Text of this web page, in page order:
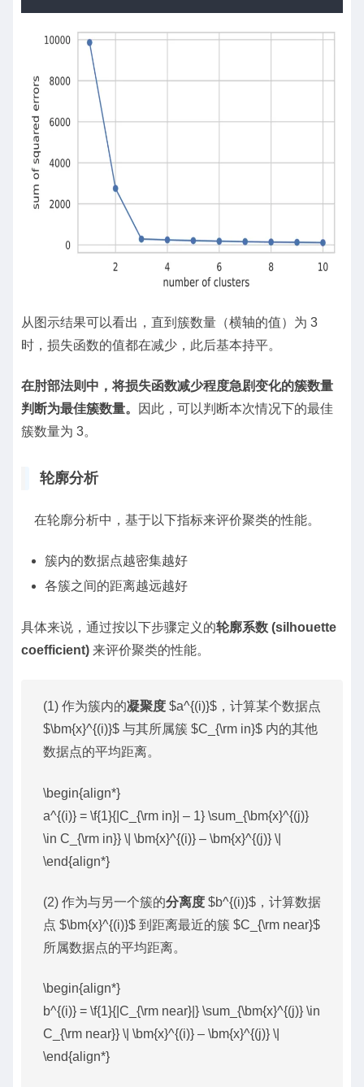
从图示结果可以看出，直到簇数量（横轴的值）为 3
时，损失函数的值都在减少，此后基本持平。
在肘部法则中，将损失函数减少程度急剧变化的簇数量
判断为最佳簇数量。
因此，可以判断本次情况下的最佳
簇数量为 3。
轮廓分析
在轮廓分析中，基于以下指标来评价聚类的性能。
簇内的数据点越密集越好
各簇之间的距离越远越好
具体来说，通过按以下步骤定义的轮廓系数 (silhouette
coefficient) 来评价聚类的性能。
(1) 作为簇内的凝聚度 $a^{(i)}$，计算某个数据点
$\bm{x}^{(i)}$ 与其所属簇 $C_{\rm in}$ 内的其他
数据点的平均距离。
\begin{align*}
a^{(i)} = \f{1}{|C_{\rm in}| – 1} \sum_{\bm{x}^{(j)}
\in C_{\rm in}} \| \bm{x}^{(i)} – \bm{x}^{(j)} \|
\end{align*}
(2) 作为与另一个簇的分离度 $b^{(i)}$，计算数据
点 $\bm{x}^{(i)}$ 到距离最近的簇 $C_{\rm near}$
所属数据点的平均距离。
\begin{align*}
b^{(i)} = \f{1}{|C_{\rm near}|} \sum_{\bm{x}^{(j)} \in
C_{\rm near}} \| \bm{x}^{(i)} – \bm{x}^{(j)} \|
\end{align*}